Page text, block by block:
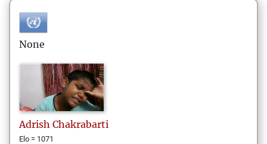
None
Adrish Chakrabarti
Elo = 1071